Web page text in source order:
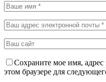
Сохраните мое имя,
этом браузере для